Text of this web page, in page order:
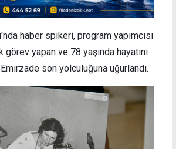
haber spikeri, program yapımcısı
görev yapan ve 78 yaşında hayatını
son yolculuğuna uğurlandı.